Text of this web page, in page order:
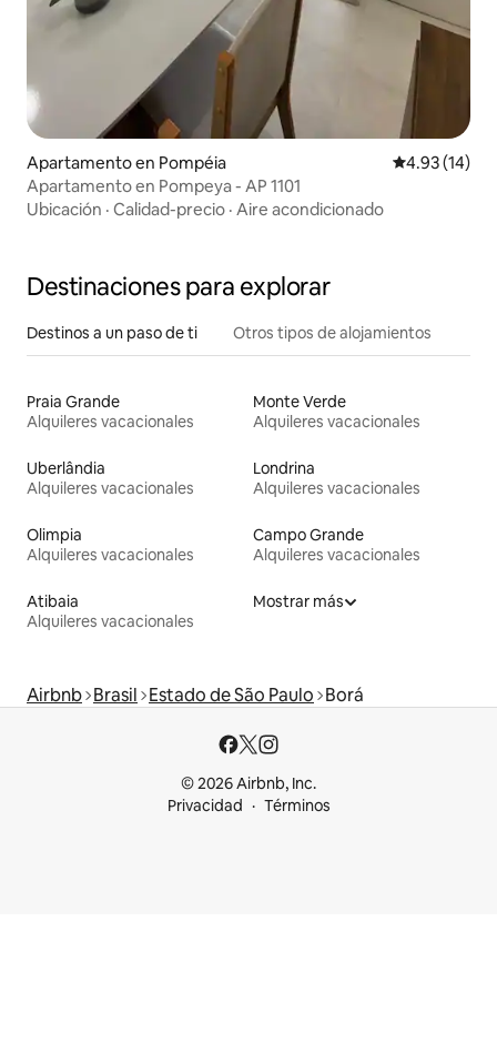
Apartamento en Pompéia Calificación
4.93 (14)
Apartamento en Pompeya - AP 1101
Ubicación · Calidad-precio · Aire acondicionado
Destinaciones para explorar
Destinos a un paso de ti Otros tipos de alojamientos
Praia Grande
Alquileres vacacionales
Monte Verde
Alquileres vacacionales
Uberlândia
Alquileres vacacionales
Londrina
Alquileres vacacionales
Olimpia
Alquileres vacacionales
Campo Grande
Alquileres vacacionales
Atibaia
Alquileres vacacionales
Mostrar más
Airbnb Brasil Estado de São Paulo Borá
© 2026 Airbnb, Inc.
Privacidad
Términos